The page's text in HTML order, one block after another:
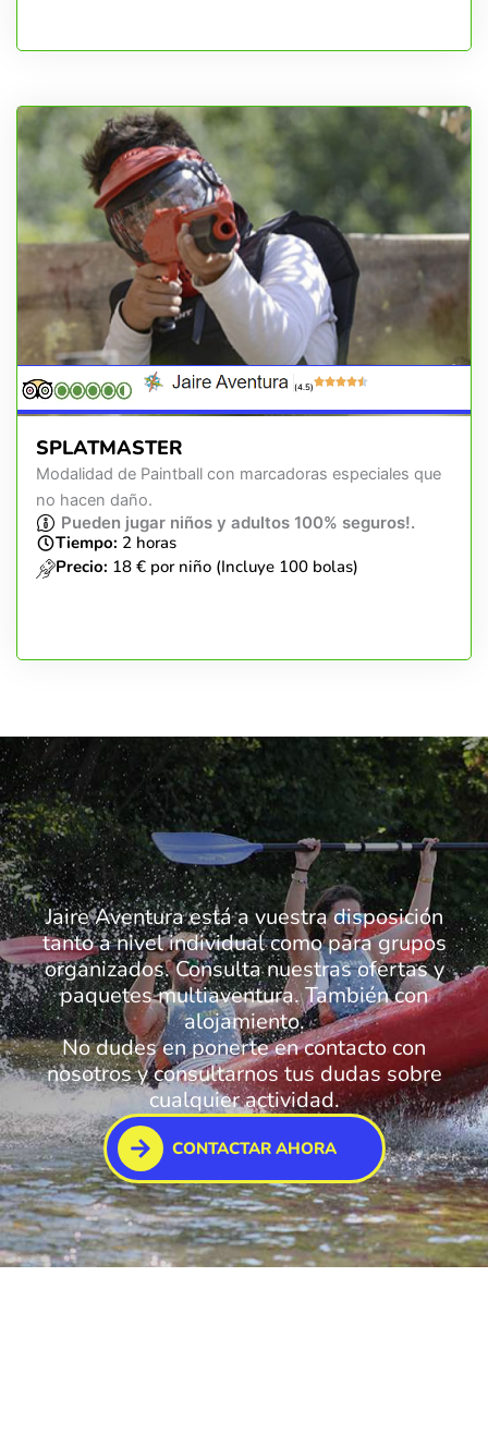
(4.5)
SPLATMASTER
Modalidad de Paintball con marcadoras especiales que
no hacen daño.
Pueden jugar niños y adultos 100% seguros!.
Tiempo: 2 horas
Precio: 18 € por niño (Incluye 100 bolas)
Jaire Aventura está a vuestra disposición
tanto a nivel individual como para grupos
organizados. Consulta nuestras ofertas y
paquetes multiaventura. También con
alojamiento.
No dudes en ponerte en contacto con
nosotros y consultarnos tus dudas sobre
cualquier actividad.
CONTACTAR AHORA